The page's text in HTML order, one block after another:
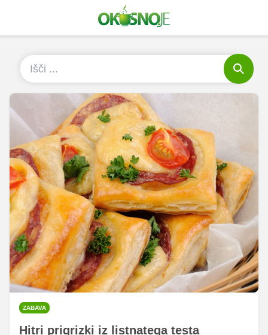
ZABAVA
Hitri prigrizki iz listnatega testa